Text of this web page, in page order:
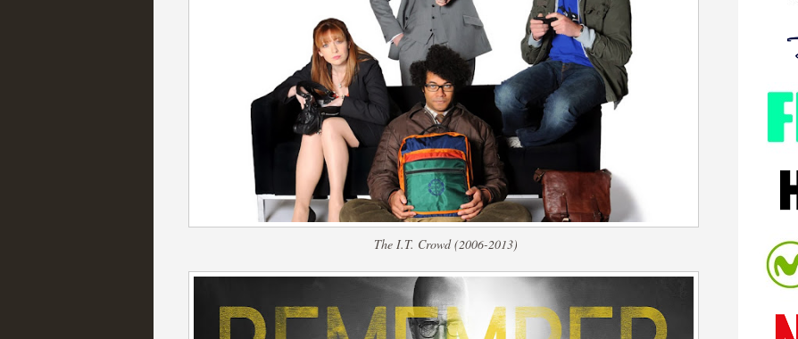
Taboo es otra miniserie británica que no es
miniserie
Recomendación de la semana
The I.T. Crowd (2006-2013)